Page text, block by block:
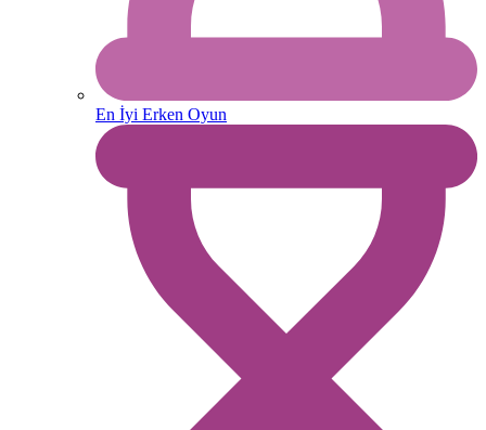
En İyi Erken Oyun